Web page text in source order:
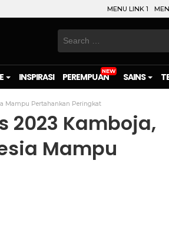
MENU LINK 1
Search
INSPIRASI PEREMPUAN SAINS
Mampu Pertahankan Peringkat
2023 Kamboja,
Mampu